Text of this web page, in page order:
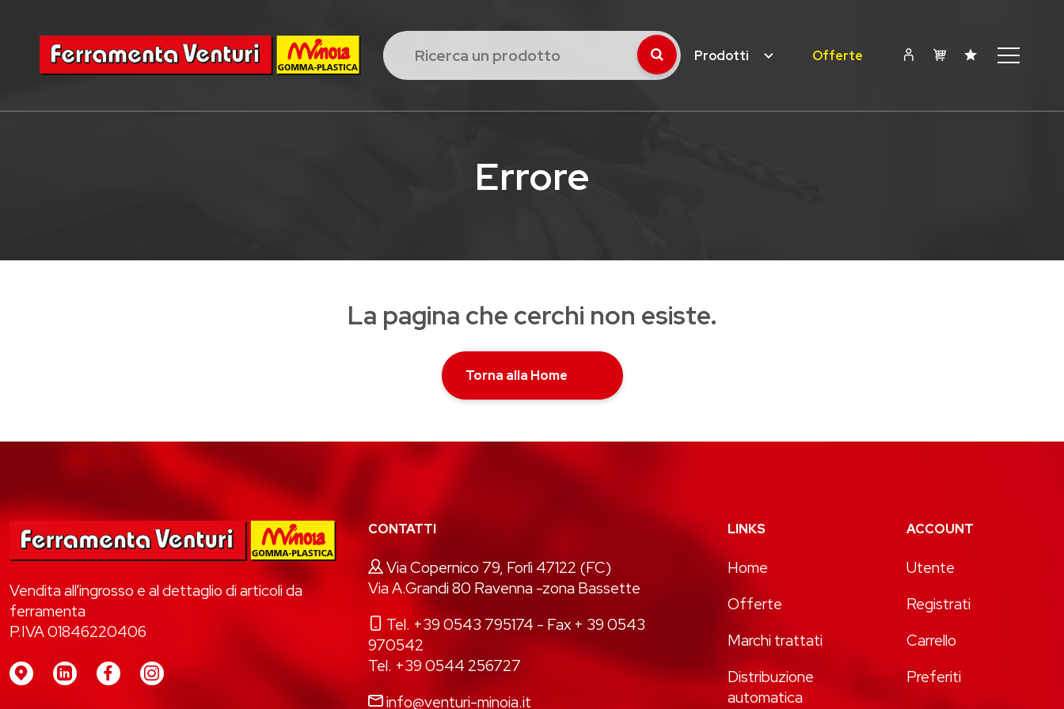
Prodotti Offerte
Errore
La pagina che cerchi non esiste.
Torna alla Home
Vendita all'ingrosso e al dettaglio di articoli da
ferramenta
P.IVA 01846220406
CONTATTI
Via Copernico 79, Forlì 47122 (FC)
Via A.Grandi 80 Ravenna -zona Bassette
Tel. +39 0543 795174 - Fax + 39 0543
970542
Tel. +39 0544 256727
info@venturi-minoia.it
LINKS
Home
Offerte
Marchi trattati
Distribuzione
automatica
ACCOUNT
Utente
Registrati
Carrello
Preferiti